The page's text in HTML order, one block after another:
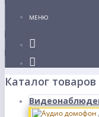
МЕНЮ
Каталог товаров